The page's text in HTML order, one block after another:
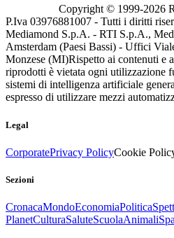
Copyright © 1999-2026
P.Iva 03976881007 - Tutti i diritti
Mediamond S.p.A. - RTI S.p.A.,
Amsterdam (Paesi Bassi) - Uffici
Monzese (MI)Rispetto ai contenuti e
riprodotti è vietata ogni utilizzazione
sistemi di intelligenza artificiale
espresso di utilizzare mezzi
Legal
CorporatePrivacy PolicyCookie
Sezioni
CronacaMondoEconomiaPolitica
PlanetCulturaSaluteScuolaAnimali